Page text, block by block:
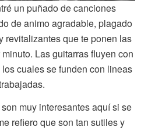
un puñado de canciones
de animo agradable, plagado
revitalizantes que te ponen las
Las guitarras fluyen con
cuales se funden con lineas
muy interesantes aquí si se
refiero que son tan sutiles y